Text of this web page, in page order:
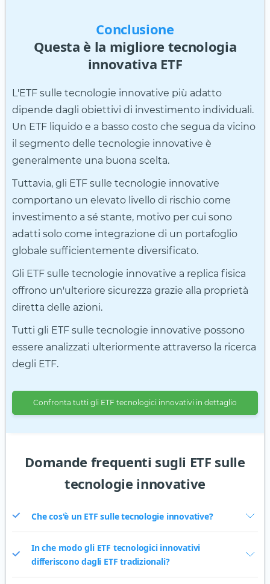
Conclusione
Questa è la migliore tecnologia
innovativa ETF
L'ETF sulle tecnologie innovative più adatto
dipende dagli obiettivi di investimento individuali.
Un ETF liquido e a basso costo che segua da vicino
il segmento delle tecnologie innovative è
generalmente una buona scelta.
Tuttavia, gli ETF sulle tecnologie innovative
comportano un elevato livello di rischio come
investimento a sé stante, motivo per cui sono
adatti solo come integrazione di un portafoglio
globale sufficientemente diversificato.
Gli ETF sulle tecnologie innovative a replica fisica
offrono un'ulteriore sicurezza grazie alla proprietà
diretta delle azioni.
Tutti gli ETF sulle tecnologie innovative possono
essere analizzati ulteriormente attraverso la ricerca
degli ETF.
Confronta tutti gli ETF tecnologici innovativi in dettaglio
Domande frequenti sugli ETF sulle
tecnologie innovative
Che cos'è un ETF sulle tecnologie innovative?
In che modo gli ETF tecnologici innovativi
differiscono dagli ETF tradizionali?